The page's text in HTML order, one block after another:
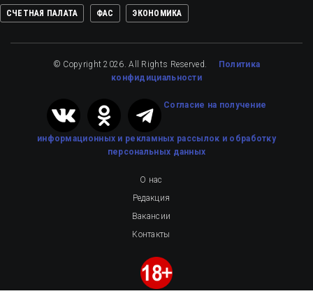
СЧЕТНАЯ ПАЛАТА ФАС ЭКОНОМИКА
© Copyright 2026. All Rights Reserved. Политика
конфидициальности
Cогласие на получение
информационных и рекламных рассылок и обработку
персональных данных
О нас
Редакция
Вакансии
Контакты